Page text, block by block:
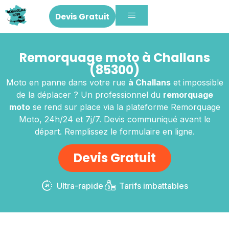
Devis Gratuit
Remorquage moto à Challans
(85300)
Moto en panne dans votre rue à Challanset impossible
de la déplacer ? Un professionnel du remorquage
motose rend sur place via la plateforme Remorquage
Moto, 24h/24 et 7j/7. Devis communiqué avant le
départ. Remplissez le formulaire en ligne.
Devis Gratuit
Ultra-rapide Tarifs imbattables